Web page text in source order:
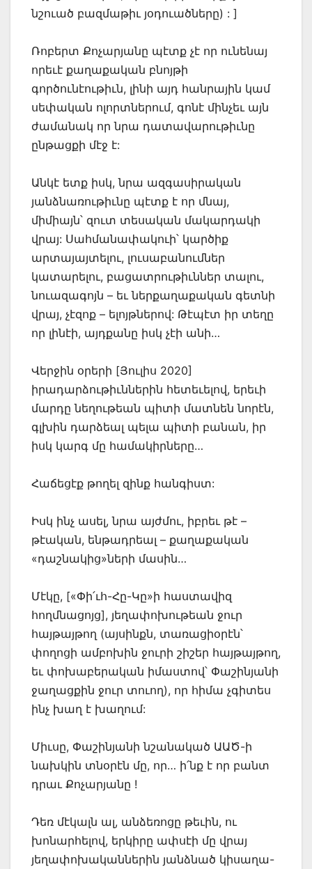
նշուած բազմաթիւ յօդուածները) : ]
Ռոբերտ Քոչարյանը պէտք չէ որ ունենայ
որեւէ քաղաքական բնոյթի
գործունէութիւն, լինի այդ հանրային կամ
սեփական ոլորտներում, գոնէ մինչեւ այն
ժամանակ որ նրա դատավարութիւնը
ընթացքի մէջ է:
Անկէ ետք իսկ, նրա ազգասիրական
յանձնառութիւնը պէտք է որ մնայ,
միմիայն՝ զուտ տեսական մակարդակի
վրայ: Սահմանափակուի՝ կարծիք
արտայայտելու, լուսաբանումներ
կատարելու, բացատրութիւններ տալու,
նուազագոյն – եւ ներքաղաքական գետնի
վրայ, չէզոք – ելոյթներով: Թէպէտ իր տեղը
որ լինէի, այդքանը իսկ չէի անի…
Վերջին օրերի [Յուլիս 2020]
իրադարձութիւններին հետեւելով, երեւի
մարդը նեղութեան պիտի մատնեն նորէն,
գլխին դարձեալ պելա պիտի բանան, իր
իսկ կարգ մը համակիրները…
Հաճեցէք թողել զինք հանգիստ:
Իսկ ինչ ասել, նրա այժմու, իբրեւ թէ –
թէական, ենթադրեալ – քաղաքական
«դաշնակից»ների մասին…
Մէկը, [«Փի՛ւհ-Հը-Կը»ի հաստավիզ
հողմնացոյց], յեղափոխութեան ջուր
հայթայթող (այսինքն, տառացիօրէն՝
փողոցի ամբոխին ջուրի շիշեր հայթայթող,
եւ փոխաբերական իմաստով՝ Փաշինյանի
ջաղացքին ջուր տուող), որ հիմա չգիտես
ինչ խաղ է խաղում:
Միւսը, Փաշինյանի նշանակած ԱԱԾ-ի
նախկին տնօրէն մը, որ… ի՛նք է որ բանտ
դրաւ Քոչարյանը !
Դեռ մէկալն ալ, անձեռոցը թեւին, ու
խոնարհելով, երկիրը ափսէի մը վրայ
յեղափոխականներին յանձնած կիսաղա-